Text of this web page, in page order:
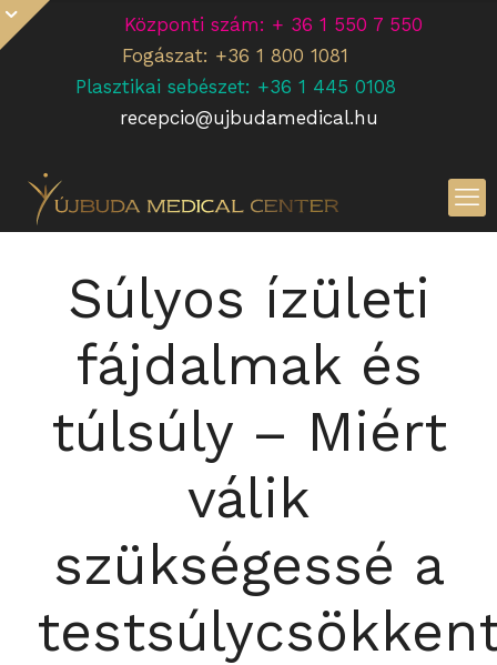
Központi szám: + 36 1 550 7 550
Fogászat: +36 1 800 1081
Plasztikai sebészet: +36 1 445 0108
recepcio@ujbudamedical.hu
Súlyos ízületi
fájdalmak és
túlsúly – Miért
válik
szükségessé a